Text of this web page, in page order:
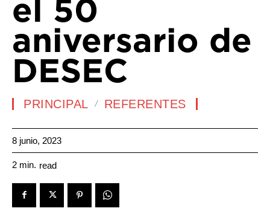
el 50
aniversario de
DESEC
PRINCIPAL REFERENTES
8 junio, 2023
2 min. read